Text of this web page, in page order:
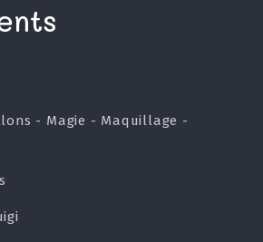
- Magie - Maquillage -